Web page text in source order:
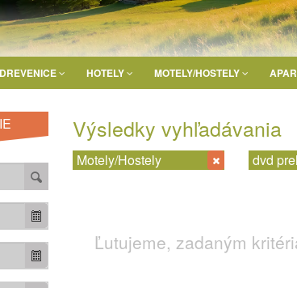
DREVENICE HOTELY MOTELY/HOSTELY
Výsledky vyhľadávania
Motely/Hostely dvd
Ľutujeme, zadaným